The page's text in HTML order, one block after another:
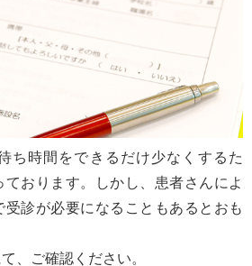
ち時間をできるだけ少なくするた
おります。しかし、患者さんによ
受診が必要になることもあるとおも
、ご確認ください。